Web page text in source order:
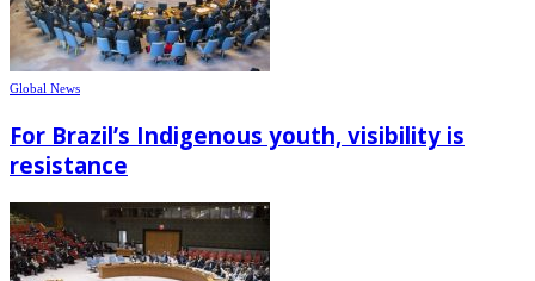
Global News
For Brazil’s Indigenous youth, visibility is
resistance